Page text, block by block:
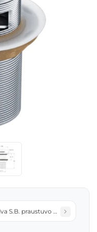
CLACK be persipylimo
S.B. praustuvo sifono